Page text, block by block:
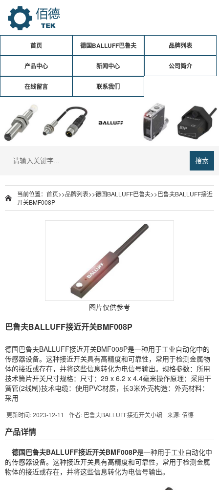
首页 德国BALLUFF巴鲁夫 品牌列表
产品中心 新闻中心 公司简介
在线留言 联系我们
搜索
当前位置： 首页>>品牌列表>>德国BALLUFF巴鲁夫>>巴鲁夫BALLUFF接近
开关BMF008P
图片仅供参考
巴鲁夫BALLUFF接近开关BMF008P
德国巴鲁夫BALLUFF接近开关BMF008P是一种用于工业自动化中的
传感器设备。这种接近开关具有高精度和可靠性，常用于检测金属物
体的接近或存在，并将这些信息转化为电信号输出。规格参数：所用
技术簧片开关尺寸规格：尺寸：29 x 6.2 x 4.4毫米操作原理：采用干
簧管(2线制)技术电缆：使用PVC材质，长3米外壳构造：外壳材料：
采用
更新时间: 2023-12-11 作者: 巴鲁夫BALLUFF接近开关小编 来源: 佰德
产品详情
德国巴鲁夫BALLUFF接近开关BMF008P是一种用于工业自动化中
的传感器设备。这种接近开关具有高精度和可靠性，常用于检测金属
物体的接近或存在，并将这些信息转化为电信号输出。